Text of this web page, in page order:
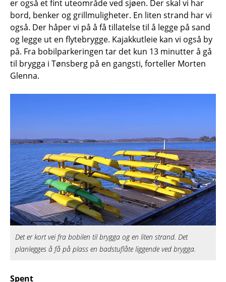
er også et fint uteområde ved sjøen. Der skal vi har
bord, benker og grillmuligheter. En liten strand har vi
også. Der håper vi på å få tillatelse til å legge på sand
og legge ut en flytebrygge. Kajakkutleie kan vi også by
på. Fra bobilparkeringen tar det kun 13 minutter å gå
til brygga i Tønsberg på en gangsti, forteller Morten
Glenna.
Det er kort vei fra bobilen til brygga og en liten strand. Det
planlegges å få på plass en badstuflåte liggende ved brygga.
Spent